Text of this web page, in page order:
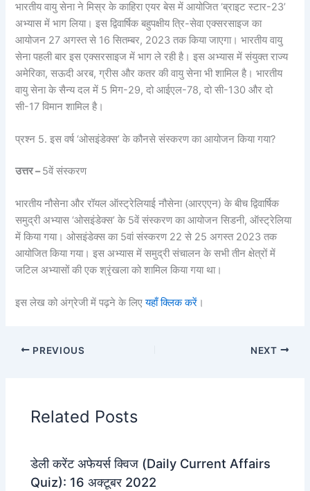
भारतीय वायु सेना ने मिस्र के काहिरा एयर बेस में आयोजित ‘ब्राइट स्टार-23’
अभ्यास में भाग लिया। इस द्विवार्षिक बहुपक्षीय त्रि-सेवा एक्सरसाइज का
आयोजन 27 अगस्त से 16 सितम्‍बर, 2023 तक किया जाएगा। भारतीय वायु
सेना पहली बार इस एक्सरसाइज में भाग ले रही है। इस अभ्यास में संयुक्‍त राज्य
अमेरिका, सऊदी अरब, ग्रीस और कतर की वायु सेना भी शामिल है। भारतीय
वायु सेना के सैन्‍य दल में 5 मिग-29, दो आईएल-78, दो सी-130 और दो
सी-17 विमान शामिल है।
प्रश्न 5. इस वर्ष ‘ओसइंडेक्स’ के कौनसे संस्करण का आयोजन किया गया?
उत्तर –5वें संस्करण
भारतीय नौसेना और रॉयल ऑस्ट्रेलियाई नौसेना (आरएएन) के बीच द्विवार्षिक
समुद्री अभ्यास ‘ओसइंडेक्स’ के 5वें संस्करण का आयोजन सिडनी, ऑस्ट्रेलिया
में किया गया। ओसइंडेक्स का 5वां संस्करण 22 से 25 अगस्त 2023 तक
आयोजित किया गया। इस अभ्यास में समुद्री संचालन के सभी तीन क्षेत्रों में
जटिल अभ्यासों की एक श्रृंखला को शामिल किया गया था।
इस लेख को अंग्रेजी में पढ़ने के लिएयहाँ क्लिक करें ।
PREVIOUS NEXT
Related Posts
डेली करेंट अफेयर्स क्विज (Daily Current Affairs
Quiz): 16 अक्टूबर 2022